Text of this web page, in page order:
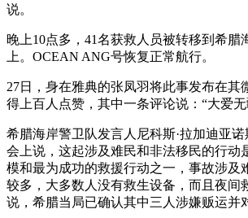
说。
晚上10点多，41名获救人员被转移到希腊
上。OCEAN ANG号恢复正常航行。
27日，身在雅典的张凤羽将此事发布在其
得上百人点赞，其中一条评论说：“大爱无
希腊海岸警卫队发言人尼科斯·拉加迪亚
会上说，这起涉及难民和非法移民的行动
模和最为成功的救援行动之一，事故涉及
较多，大多数人没有救生设备，而且夜间
说，希腊当局已确认其中三人涉嫌贩运并